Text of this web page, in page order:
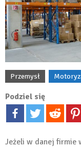
Przemysł
Podziel się
Jeżeli w danej firmie